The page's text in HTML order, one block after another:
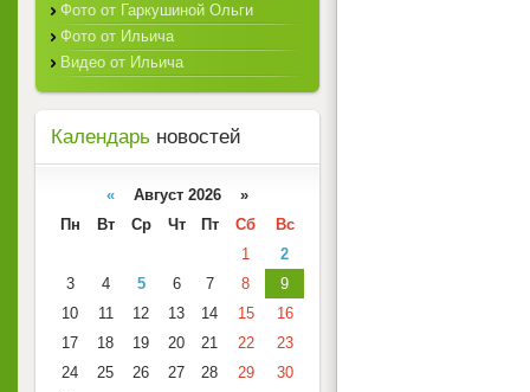
Фото от Гаркушиной Ольги
Фото от Ильича
Видео от Ильича
Календарь новостей
« Август 2026 »
Пн
Вт Ср Чт Пт Сб
Вс
1
2
3
4 5 6 7 8
9
10
11 12 13 14 15
16
17
18 19 20 21 22
23
24
25 26 27 28 29
30